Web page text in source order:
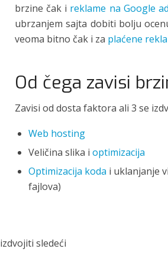
brzine čak i reklame na Google
ubrzanjem sajta dobiti bolju
veoma bitno čak i za plaćene
Od čega zavisi
Zavisi od dosta faktora ali 3 se
Web hosting
Veličina slika i optimizacija
Optimizacija koda i uklanjanje
fajlova)
sledeći